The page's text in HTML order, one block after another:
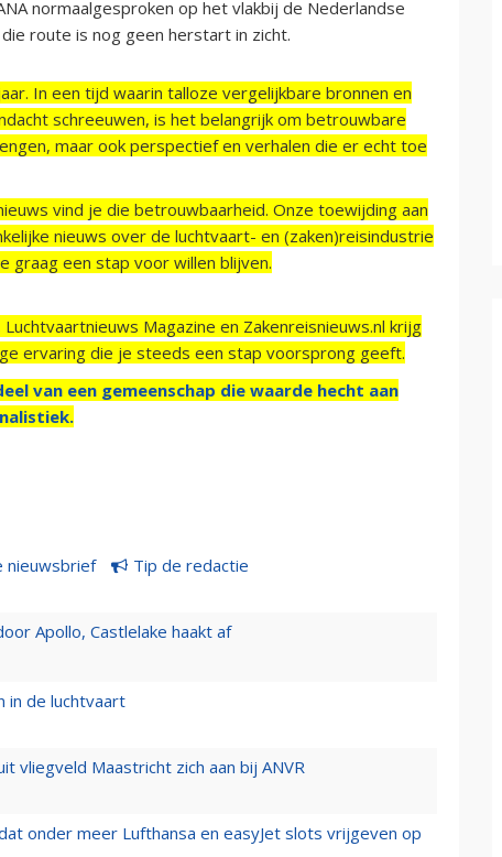
normaalgesproken op het vlakbij de Nederlandse
route is nog geen herstart in zicht.
In een tijd waarin talloze vergelijkbare bronnen en
schreeuwen, is het belangrijk om betrouwbare
maar ook perspectief en verhalen die er echt toe
vind je die betrouwbaarheid. Onze toewijding aan
nieuws over de luchtvaart- en (zaken)reisindustrie
graag een stap voor willen blijven.
Magazine en Zakenreisnieuws.nl krijg
ervaring die je steeds een stap voorsprong geeft.
van een gemeenschap die waarde hecht aan
nieuwsbrief Tip de redactie
Apollo, Castlelake haakt af
in de luchtvaart
vliegveld Maastricht zich aan bij ANVR
onder meer Lufthansa en easyJet slots vrijgeven op